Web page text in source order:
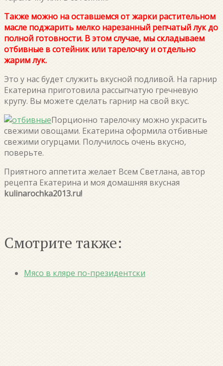
Также можно на оставшемся от жарки растительном
масле поджарить мелко нарезанный репчатый лук до
полной готовности. В этом случае, мы складываем
отбивные в сотейник или тарелочку и отдельно
жарим лук.
Это у нас будет служить вкусной подливой. На гарнир
Екатерина приготовила рассыпчатую гречневую
крупу. Вы можете сделать гарнир на свой вкус.
Порционно тарелочку можно украсить
свежими овощами. Екатерина оформила отбивные
свежими огурцами. Получилось очень вкусно,
поверьте.
Приятного аппетита желает Всем Светлана, автор
рецепта Екатерина и моя домашняя вкусная
kulinarochka2013.ru!
Смотрите также:
Мясо в кляре по-президентски